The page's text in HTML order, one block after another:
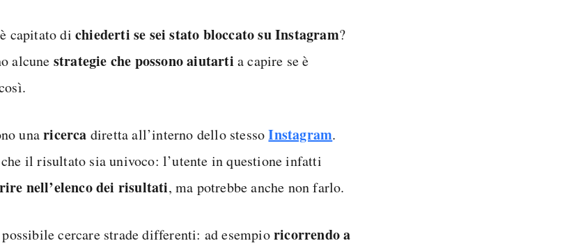
capitato di chiederti se sei stato bloccato su Instagram?
alcune strategie che possono aiutarti a capire se è
unaricerca diretta all’interno dello stessoInstagram.
il risultato sia univoco: l’utente in questione infatti
nell’elenco dei risultati, ma potrebbe anche non farlo.
cercare strade differenti: ad esempioricorrendo a